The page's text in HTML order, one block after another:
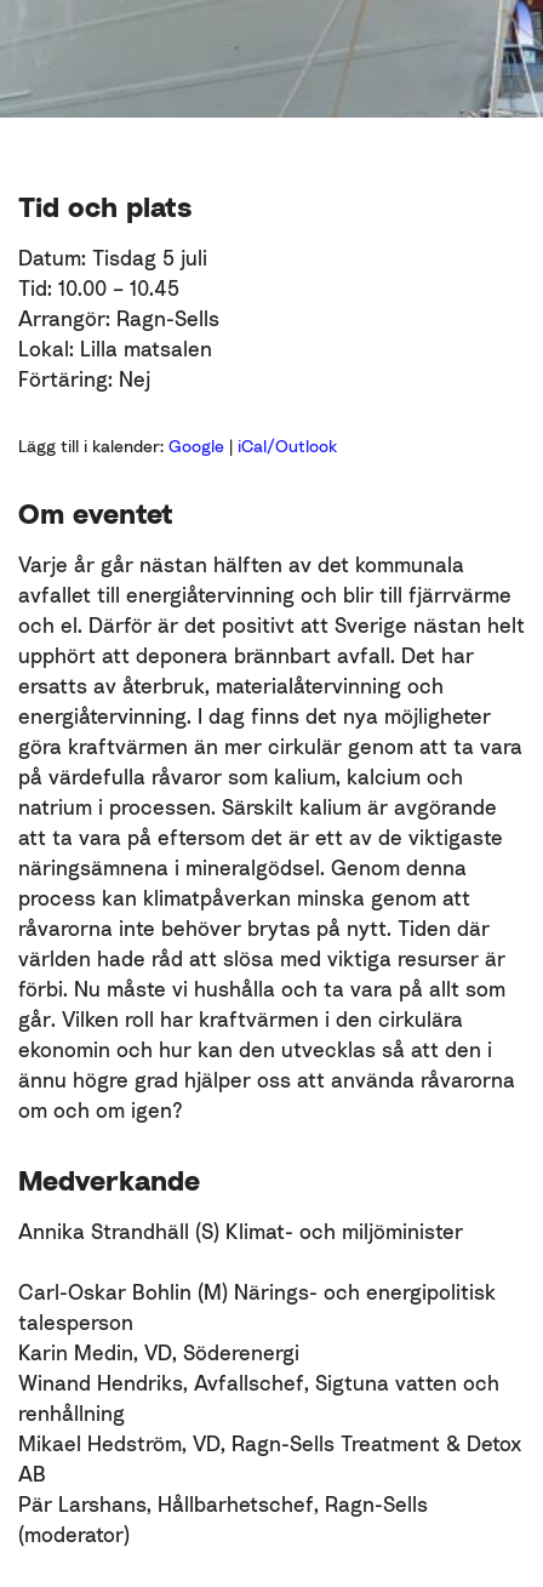
Tid och plats
Datum: Tisdag 5 juli
Tid: 10.00 – 10.45
Arrangör: Ragn-Sells
Lokal: Lilla matsalen
Förtäring: Nej
Lägg till i kalender: Google | iCal/Outlook
Om eventet
Varje år går nästan hälften av det kommunala
avfallet till energiåtervinning och blir till fjärrvärme
och el. Därför är det positivt att Sverige nästan helt
upphört att deponera brännbart avfall. Det har
ersatts av återbruk, materialåtervinning och
energiåtervinning. I dag finns det nya möjligheter
göra kraftvärmen än mer cirkulär genom att ta vara
på värdefulla råvaror som kalium, kalcium och
natrium i processen. Särskilt kalium är avgörande
att ta vara på eftersom det är ett av de viktigaste
näringsämnena i mineralgödsel. Genom denna
process kan klimatpåverkan minska genom att
råvarorna inte behöver brytas på nytt. Tiden där
världen hade råd att slösa med viktiga resurser är
förbi. Nu måste vi hushålla och ta vara på allt som
går. Vilken roll har kraftvärmen i den cirkulära
ekonomin och hur kan den utvecklas så att den i
ännu högre grad hjälper oss att använda råvarorna
om och om igen?
Medverkande
Annika Strandhäll (S) Klimat- och miljöminister
Carl-Oskar Bohlin (M) Närings- och energipolitisk
talesperson
Karin Medin, VD, Söderenergi
Winand Hendriks, Avfallschef, Sigtuna vatten och
renhållning
Mikael Hedström, VD, Ragn-Sells Treatment & Detox
AB
Pär Larshans, Hållbarhetschef, Ragn-Sells
(moderator)